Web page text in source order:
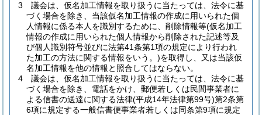
3
議会は、仮名加工情報を取り扱うに当たっては、法令に基
づく場合を除き、当該仮名加工情報の作成に用いられた個
人情報に係る本人を識別するために、削除情報等(仮名加工
情報の作成に用いられた個人情報から削除された記述等及
び個人識別符号並びに法第41条第1項の規定により行われ
た加工の方法に関する情報をいう。)を取得し、又は当該仮
名加工情報を他の情報と照合してはならない。
4
議会は、仮名加工情報を取り扱うに当たっては、法令に基
づく場合を除き、電話をかけ、郵便若しくは民間事業者に
よる信書の送達に関する法律(平成14年法律第99号)第2条第
6項に規定する一般信書便事業者若しくは同条第9項に規定